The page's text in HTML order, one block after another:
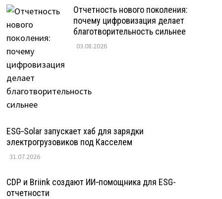
Отчетность нового поколения:
почему цифровизация делает
благотворительность сильнее
03.08.2026
ESG‑Solar запускает хаб для зарядки
электрогрузовиков под Касселем
31.07.2026
CDP и Briink создают ИИ‑помощника для ESG-
отчетности